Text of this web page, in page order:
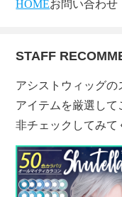
HOMEお問い合わせ
STAFF
アシストウィッグ
アイテムを厳選し
非チェックしてみて